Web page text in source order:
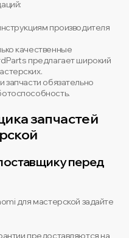
производителя
качественные
предлагает широкий
запчасти обязательно
запчастей
перед
для мастерской задайте
предоставляются на